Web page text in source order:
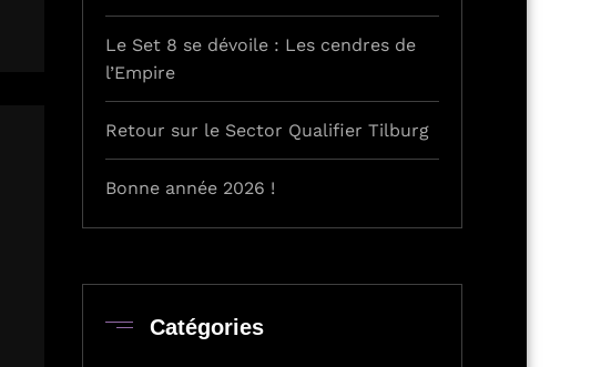
Le Set 8 se dévoile : Les cendres de
l’Empire
Retour sur le Sector Qualifier Tilburg
Bonne année 2026 !
Catégories